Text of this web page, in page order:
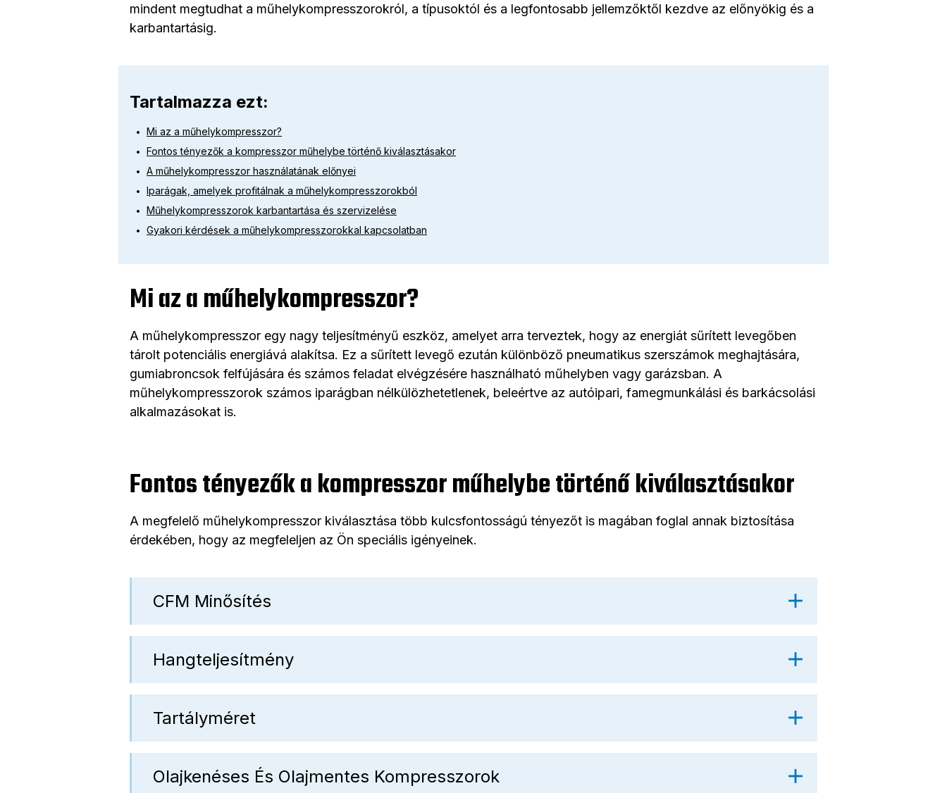
mindent megtudhat a műhelykompresszorokról, a típusoktól és a legfontosabb jellemzőktől kezdve az előnyökig és a
karbantartásig.
Tartalmazza ezt:
Mi az a műhelykompresszor?
Fontos tényezők a kompresszor műhelybe történő kiválasztásakor
A műhelykompresszor használatának előnyei
Iparágak, amelyek profitálnak a műhelykompresszorokból
Műhelykompresszorok karbantartása és szervizelése
Gyakori kérdések a műhelykompresszorokkal kapcsolatban
Mi az a műhelykompresszor?
A műhelykompresszor egy nagy teljesítményű eszköz, amelyet arra terveztek, hogy az energiát sűrített levegőben
tárolt potenciális energiává alakítsa. Ez a sűrített levegő ezután különböző pneumatikus szerszámok meghajtására,
gumiabroncsok felfújására és számos feladat elvégzésére használható műhelyben vagy garázsban. A
műhelykompresszorok számos iparágban nélkülözhetetlenek, beleértve az autóipari, famegmunkálási és barkácsolási
alkalmazásokat is.
Fontos tényezők a kompresszor műhelybe történő kiválasztásakor
A megfelelő műhelykompresszor kiválasztása több kulcsfontosságú tényezőt is magában foglal annak biztosítása
érdekében, hogy az megfeleljen az Ön speciális igényeinek.
CFM Minősítés
Hangteljesítmény
Tartályméret
Olajkenéses És Olajmentes Kompresszorok